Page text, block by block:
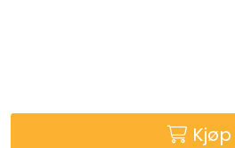
Kjøp